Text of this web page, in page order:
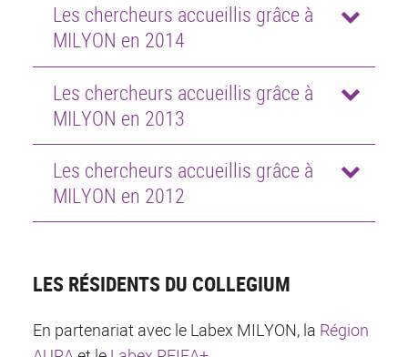
Les chercheurs accueillis grâce à
MILYON en 2014
Les chercheurs accueillis grâce à
MILYON en 2013
Les chercheurs accueillis grâce à
MILYON en 2012
LES RÉSIDENTS DU COLLEGIUM
En partenariat avec le Labex MILYON, la Région